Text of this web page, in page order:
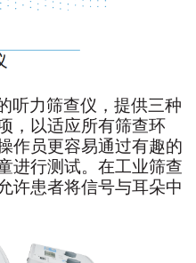
听力筛查仪 ， 提供三种
， 以适应所有筛查环
作员更容易通过有趣的
进行测试。 在工业筛查
许患者将信号与耳朵中